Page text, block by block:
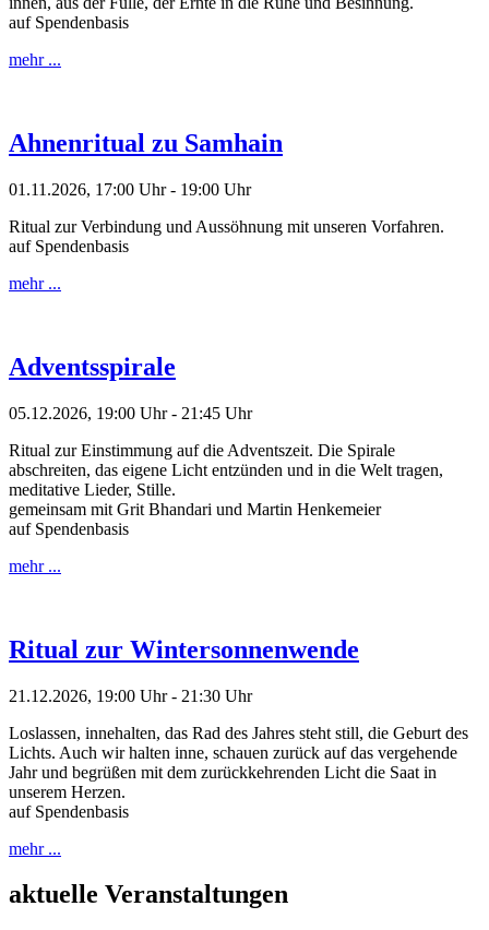
auf Spendenbasis
mehr ...
Ahnenritual zu Samhain
01.11.2026, 17:00 Uhr - 19:00 Uhr
Ritual zur Verbindung und Aussöhnung mit unseren Vorfahren.
auf Spendenbasis
mehr ...
Adventsspirale
05.12.2026, 19:00 Uhr - 21:45 Uhr
Ritual zur Einstimmung auf die Adventszeit. Die Spirale
abschreiten, das eigene Licht entzünden und in die Welt tragen,
meditative Lieder, Stille.
gemeinsam mit Grit Bhandari und Martin Henkemeier
auf Spendenbasis
mehr ...
Ritual zur Wintersonnenwende
21.12.2026, 19:00 Uhr - 21:30 Uhr
Loslassen, innehalten, das Rad des Jahres steht still, die Geburt des
Lichts. Auch wir halten inne, schauen zurück auf das vergehende
Jahr und begrüßen mit dem zurückkehrenden Licht die Saat in
unserem Herzen.
auf Spendenbasis
mehr ...
aktuelle Veranstaltungen